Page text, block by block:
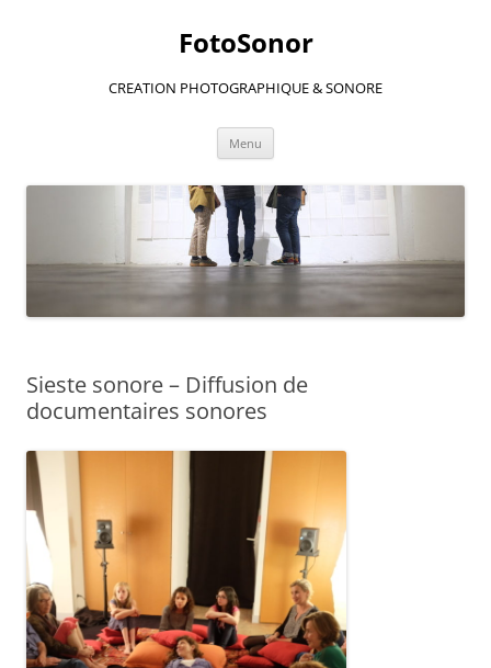
FotoSonor
CREATION PHOTOGRAPHIQUE & SONORE
Menu
Sieste sonore – Diffusion de
documentaires sonores